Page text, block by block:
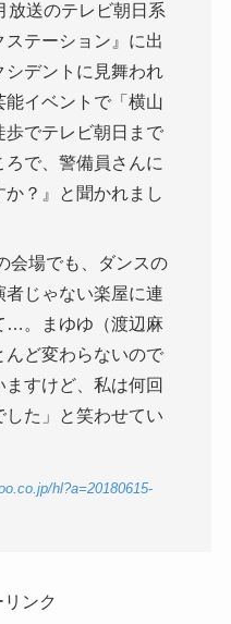
放送のテレビ朝日系
テーション』に出
デントに見舞われ
イベントで「横山
歩でテレビ朝日まで
で、警備員さんに
？』と聞かれまし
会場でも、ダンスの
じゃない楽屋に連
…。まゆゆ（渡辺麻
ど変わらないので
すけど、私は何回
た」と笑わせてい
hl?a=20180615-
ンク